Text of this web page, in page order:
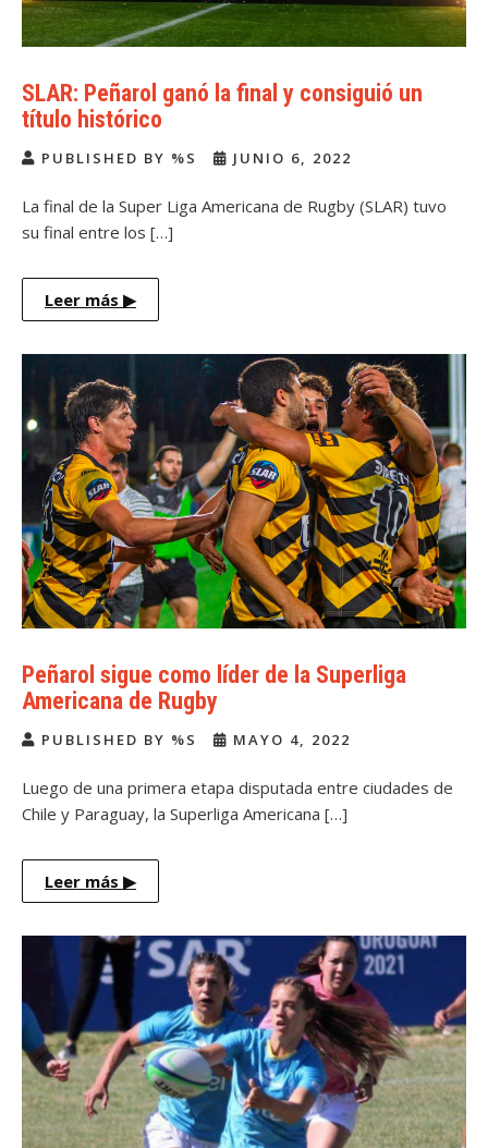
SLAR: Peñarol ganó la final y consiguió un
título histórico
PUBLISHED BY %S JUNIO 6, 2022
La final de la Super Liga Americana de Rugby (SLAR) tuvo
su final entre los […]
Leer más ▶
Peñarol sigue como líder de la Superliga
Americana de Rugby
PUBLISHED BY %S MAYO 4, 2022
Luego de una primera etapa disputada entre ciudades de
Chile y Paraguay, la Superliga Americana […]
Leer más ▶